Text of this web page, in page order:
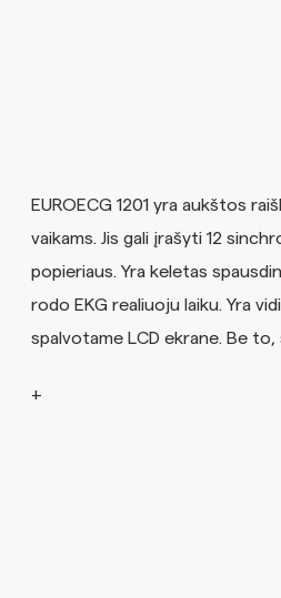
EUROECG 1201 yra aukštos
vaikams. Jis gali įrašyti 12
popieriaus. Yra keletas
rodo EKG realiuoju laiku. Yra
spalvotame LCD ekrane. Be